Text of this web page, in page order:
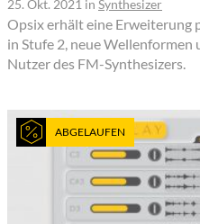
25. Okt. 2021 in Synthesizer
Opsix erhält eine Erweiterung
in Stufe 2, neue Wellenformen
Nutzer des FM-Synthesizers.
ABGELAUFEN